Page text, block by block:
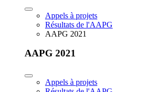
Appels à projets
Résultats de l'AAPG
AAPG 2021
AAPG 2021
Appels à projets